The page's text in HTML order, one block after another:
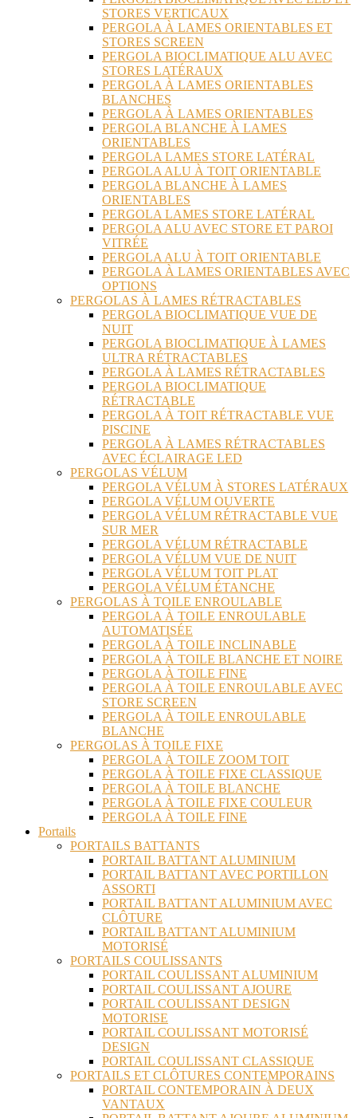
STORES VERTICAUX
PERGOLA À LAMES ORIENTABLES ET
STORES SCREEN
PERGOLA BIOCLIMATIQUE ALU AVEC
STORES LATÉRAUX
PERGOLA À LAMES ORIENTABLES
BLANCHES
PERGOLA À LAMES ORIENTABLES
PERGOLA BLANCHE À LAMES
ORIENTABLES
PERGOLA LAMES STORE LATÉRAL
PERGOLA ALU À TOIT ORIENTABLE
PERGOLA BLANCHE À LAMES
ORIENTABLES
PERGOLA LAMES STORE LATÉRAL
PERGOLA ALU AVEC STORE ET PAROI
VITRÉE
PERGOLA ALU À TOIT ORIENTABLE
PERGOLA À LAMES ORIENTABLES AVEC
OPTIONS
PERGOLAS À LAMES RÉTRACTABLES
PERGOLA BIOCLIMATIQUE VUE DE
NUIT
PERGOLA BIOCLIMATIQUE À LAMES
ULTRA RÉTRACTABLES
PERGOLA À LAMES RÉTRACTABLES
PERGOLA BIOCLIMATIQUE
RÉTRACTABLE
PERGOLA À TOIT RÉTRACTABLE VUE
PISCINE
PERGOLA À LAMES RÉTRACTABLES
AVEC ÉCLAIRAGE LED
PERGOLAS VÉLUM
PERGOLA VÉLUM À STORES LATÉRAUX
PERGOLA VÉLUM OUVERTE
PERGOLA VÉLUM RÉTRACTABLE VUE
SUR MER
PERGOLA VÉLUM RÉTRACTABLE
PERGOLA VÉLUM VUE DE NUIT
PERGOLA VÉLUM TOIT PLAT
PERGOLA VÉLUM ÉTANCHE
PERGOLAS À TOILE ENROULABLE
PERGOLA À TOILE ENROULABLE
AUTOMATISÉE
PERGOLA À TOILE INCLINABLE
PERGOLA À TOILE BLANCHE ET NOIRE
PERGOLA À TOILE FINE
PERGOLA À TOILE ENROULABLE AVEC
STORE SCREEN
PERGOLA À TOILE ENROULABLE
BLANCHE
PERGOLAS À TOILE FIXE
PERGOLA À TOILE ZOOM TOIT
PERGOLA À TOILE FIXE CLASSIQUE
PERGOLA À TOILE BLANCHE
PERGOLA À TOILE FIXE COULEUR
PERGOLA À TOILE FINE
Portails
PORTAILS BATTANTS
PORTAIL BATTANT ALUMINIUM
PORTAIL BATTANT AVEC PORTILLON
ASSORTI
PORTAIL BATTANT ALUMINIUM AVEC
CLÔTURE
PORTAIL BATTANT ALUMINIUM
MOTORISÉ
PORTAILS COULISSANTS
PORTAIL COULISSANT ALUMINIUM
PORTAIL COULISSANT AJOURE
PORTAIL COULISSANT DESIGN
MOTORISE
PORTAIL COULISSANT MOTORISÉ
DESIGN
PORTAIL COULISSANT CLASSIQUE
PORTAILS ET CLÔTURES CONTEMPORAINS
PORTAIL CONTEMPORAIN À DEUX
VANTAUX